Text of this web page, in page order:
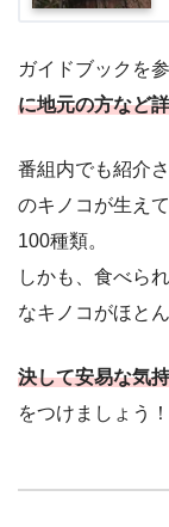
ガイドブックを
に地元の方など
番組内でも紹介
のキノコが生え
100種類。
しかも、食べら
なキノコがほと
決して安易な気
をつけましょう！